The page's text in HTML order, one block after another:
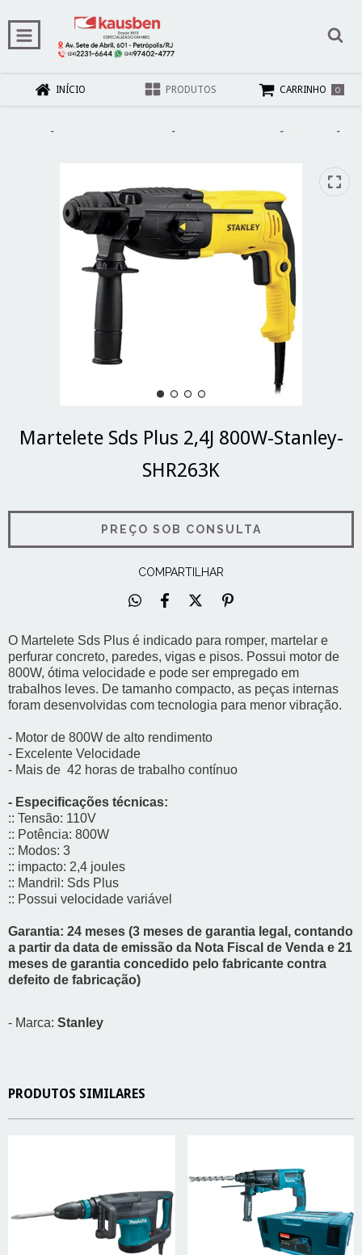
INÍCIO PRODUTOS CARRINHO 0
- - -
-
Martelete Sds Plus 2,4J 800W-Stanley-
SHR263K
COMPARTILHAR
O Martelete Sds Plus é indicado para romper, martelar e
perfurar concreto, paredes, vigas e pisos. Possui motor de
800W, ótima velocidade e pode ser empregado em
trabalhos leves. De tamanho compacto, as peças internas
foram desenvolvidas com tecnologia para menor vibração.
- Motor de 800W de alto rendimento
- Excelente Velocidade
- Mais de 42 horas de trabalho contínuo
- Especificações técnicas:
:: Tensão: 110V
:: Potência: 800W
:: Modos: 3
:: impacto: 2,4 joules
:: Mandril: Sds Plus
:: Possui velocidade variável
Garantia: 24 meses (3 meses de garantia legal, contando
a partir da data de emissão da Nota Fiscal de Venda e 21
meses de garantia concedido pelo fabricante contra
defeito de fabricação)
- Marca: Stanley
PRODUTOS SIMILARES